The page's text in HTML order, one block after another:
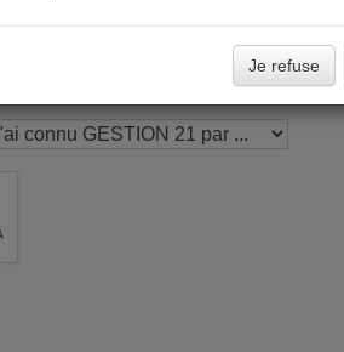
Je refuse